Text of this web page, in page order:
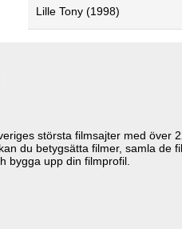
Lille Tony (1998)
största filmsajter med över
du betygsätta filmer, samla de
bygga upp din filmprofil.